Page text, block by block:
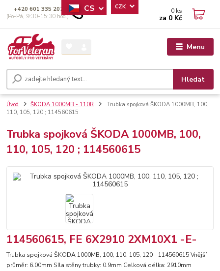
Menu
CS CZK
Hledat
+420 601 335 207
(Po-Pá, 9:30-15:30 hod.)
0 ks
za 0 Kč
Úvod ŠKODA 1000MB - 110R
Trubka spojková ŠKODA 1000MB, 100,
110, 105, 120 ; 114560615
Trubka spojková ŠKODA 1000MB, 100,
110, 105, 120 ; 114560615
114560615, FE 6X2910 2XM10X1 -E-
Trubka spojková ŠKODA 1000MB, 100, 110, 105, 120 - 114560615 Vnější
průměr: 6.00mm Síla stěny trubky: 0.9mm Celková délka: 2910mm